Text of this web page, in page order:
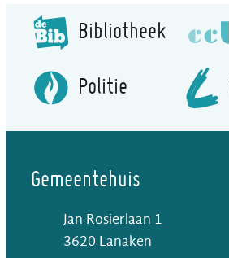
Bibliotheek
Politie
Gemeentehuis
Jan Rosierlaan 1
,3620 Lanaken